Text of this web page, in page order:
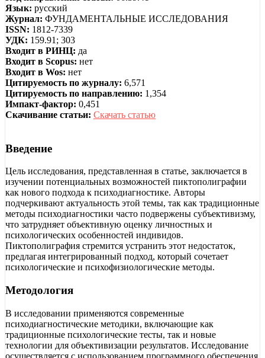
Язык: русский
Журнал: ФУНДАМЕНТАЛЬНЫЕ ИССЛЕДОВАНИЯ
ISSN: 1812-7339
УДК: 159.91; 303
Входит в РИНЦ: да
Входит в Scopus: нет
Входит в Wos: нет
Цитируемость по журналу: 6,571
Цитируемость по направлению: 1,354
Импакт-фактор: 0,451
Скачивание статьи: Скачать статью
Введение
Цель исследования, представленная в статье, заключается в
изучении потенциальных возможностей пиктополиграфии
как нового подхода к психодиагностике. Авторы
подчеркивают актуальность этой темы, так как традиционные
методы психодиагностики часто подвержены субъективизму,
что затрудняет объективную оценку личностных и
психологических особенностей индивидов.
Пиктополиграфия стремится устранить этот недостаток,
предлагая интегрированный подход, который сочетает
психологические и психофизиологические методы.
Методология
В исследовании применяются современные
психодиагностические методики, включающие как
традиционные психологические тесты, так и новые
технологии для объективизации результатов. Исследование
осуществляется с использованием программного обеспечения